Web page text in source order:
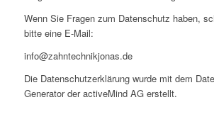
Wenn Sie Fragen zum Datenschutz haben,
bitte eine E-Mail:
info@zahntechnikjonas.de
Die Datenschutzerklärung wurde mit dem
Generator der activeMind AG erstellt.